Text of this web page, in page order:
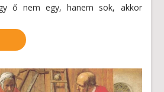
ő nem egy, hanem sok, akkor